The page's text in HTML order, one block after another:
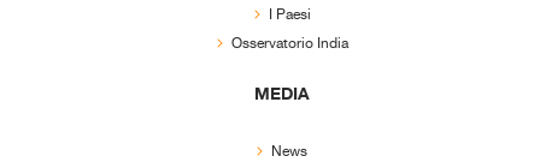
I Paesi
Osservatorio India
MEDIA
News